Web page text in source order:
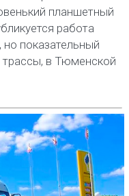
планшетный
работа
показательный
в Тюменской